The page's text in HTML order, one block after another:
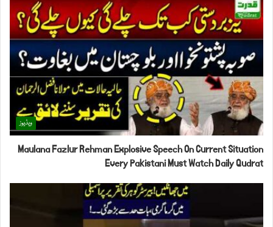
ویڈیوز
Maulana Fazlur Rehman Explosive Speech On Current Situation
Every Pakistani Must Watch Daily Qudrat